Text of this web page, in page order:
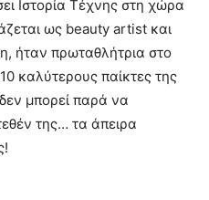
Ιστορία Τέχνης στη χώρα
ως beauty artist και
ήταν πρωταθλήτρια στο
καλύτερους παίκτες της
μπορεί παρά να
της… τα άπειρα